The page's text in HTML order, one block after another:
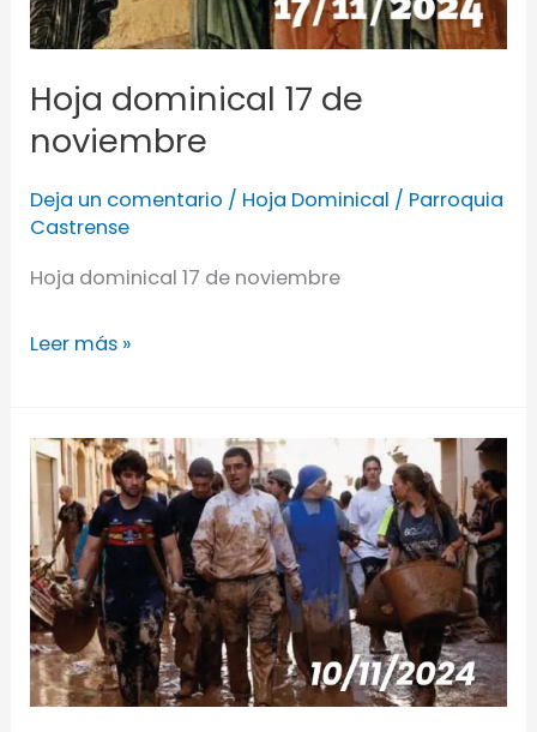
Hoja dominical 17 de
noviembre
Deja un comentario / Hoja Dominical / Parroquia
Castrense
Hoja dominical 17 de noviembre
Leer más »
Hoja
dominical
10
de
noviembre